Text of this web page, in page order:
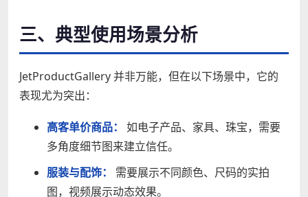
三、典型使用场景分析
JetProductGallery 并非万能，但在以下场景中，它的
表现尤为突出：
高客单价商品：
如电子产品、家具、珠宝，需要
多角度细节图来建立信任。
服装与配饰：
需要展示不同颜色、尺码的实拍
图，视频展示动态效果。